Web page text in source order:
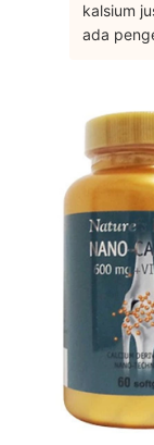
kalsium
ada